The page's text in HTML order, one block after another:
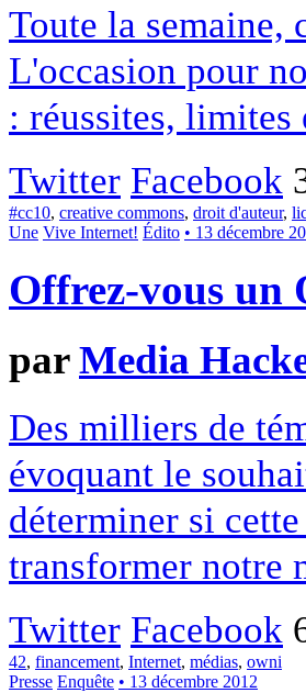
Toute la semaine,
L'occasion pour
: réussites, limites
Twitter Facebook
#cc10, creative commons, droit d'auteur,
Une Vive Internet! Édito • 13 décembre
Offrez-vous un
parMedia
Des milliers de
évoquant le
déterminer si
transformer notre
Twitter Facebook
42, financement, Internet, médias, owni
Presse Enquête • 13 décembre 2012